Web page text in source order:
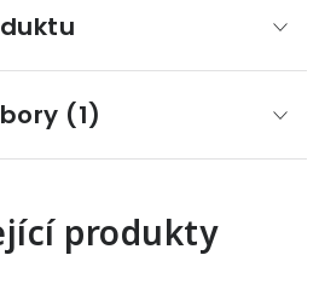
(1)
produkty